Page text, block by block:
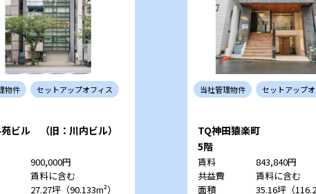
物件 セットアップオフィス
ビル （旧：川内ビル）
900,000円
賃料に含む
27.27坪（90.133m²）
当社管理物件 セットアップ
TQ神田猿楽町
5階
賃料
843,840円
共益費
賃料に含む
面積
35.16坪（